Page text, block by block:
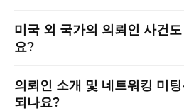
미국 외 국가의 의뢰인 사건
요?
의뢰인 소개 및 네트워킹 미
되나요?